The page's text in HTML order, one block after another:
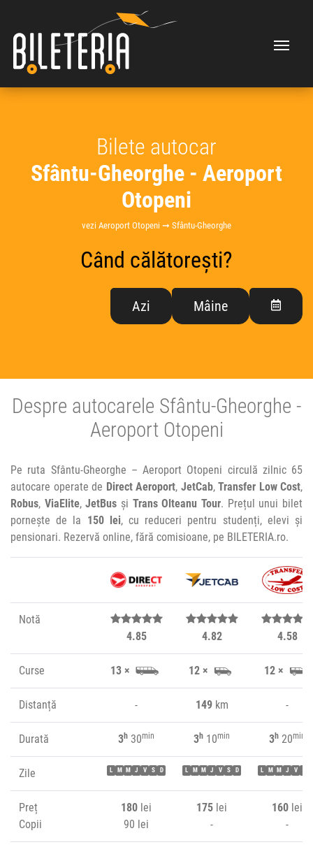
Bilete autocar
Sfântu-Gheorghe - Aeroport
Otopeni
vezi Aeroport Otopeni ➞ Sfântu-Gheorghe
Când călătorești?
Azi Mâine
Despre autocarele Sfântu-Gheorghe -
Aeroport Otopeni
Pe ruta Sfântu-Gheorghe – Aeroport Otopeni circulă zilnic 65
autocare operate de Direct Aeroport, JetCab, Transfer Low Cost,
Robus, ViaElite,JetBus și Trans Olteanu Tour. Prețul unui bilet
pornește de la 150 lei, cu reduceri pentru studenți, elevi și
pensionari. Rezervă online, fără comisioane, pe BILETERIA.ro.
Notă
4.85
4.82 4.58
Curse 13 × 12 × 12 ×
Distanță - 149km -
Durată 3h 30min 3h 10min 3h 20min
Zile L M M J V S D L M M J V S D L M M J V
Preț
Copii
180 lei
90 lei
175 lei
-
160 lei
-